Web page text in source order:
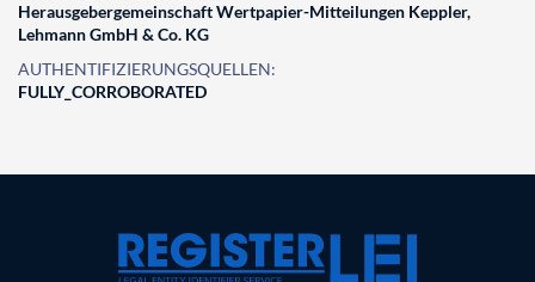
Herausgebergemeinschaft Wertpapier-Mitteilungen Keppler,
Lehmann GmbH & Co. KG
AUTHENTIFIZIERUNGSQUELLEN:
FULLY_CORROBORATED